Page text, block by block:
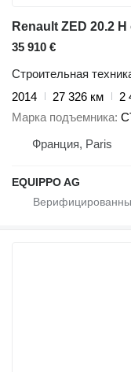
Renault ZED 20.2
35 910 €
Строительная
2014
27 326 км
2
Марка подъемника
Франция, Paris
EQUIPPO AG